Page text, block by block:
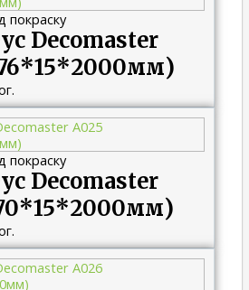
покраску
Decomaster
покраску
Decomaster